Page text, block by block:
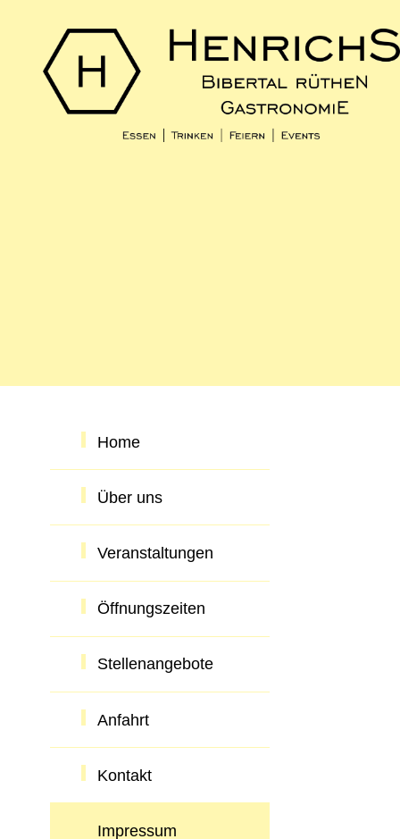
Home
Über uns
Veranstaltungen
Öffnungszeiten
Stellenangebote
Anfahrt
Kontakt
Impressum